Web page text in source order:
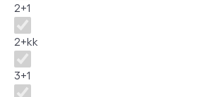
2+1
2+kk
3+1